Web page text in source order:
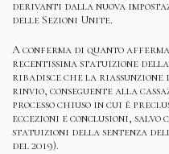
derivanti dalla nuova
delle Sezioni Unite.
A conferma di quanto
recentissima statuizione
ribadisce che la
rinvio, conseguente alla
processo chiuso in cui è
eccezioni e conclusioni, salvo
statuizioni della sentenza
del 2019).